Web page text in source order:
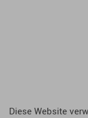
Diese Website